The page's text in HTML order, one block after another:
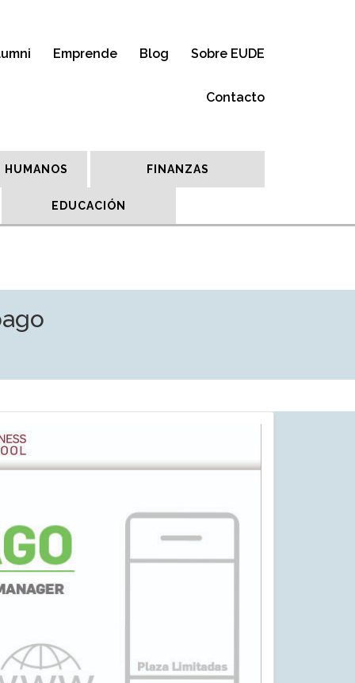
Emprende Blog Sobre EUDE
Contacto
HUMANOS FINANZAS
EDUCACIÓN